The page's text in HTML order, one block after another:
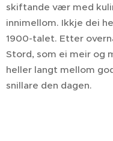
skiftande vær med
innimellom. Ikkje dei
1900-talet. Etter
Stord, som ei meir og
heller langt mellom
snillare den dagen.